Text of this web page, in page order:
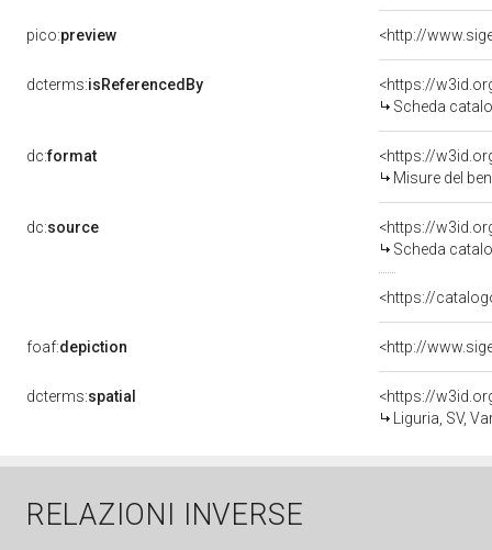
pico:preview
dcterms:isReferencedBy
<https://
Scheda
dc:format
<https://
Misure del
dc:source
<https://
Scheda
<https://
foaf:depiction
dcterms:spatial
<https://
Liguria, SV,
RELAZIONI INVERSE